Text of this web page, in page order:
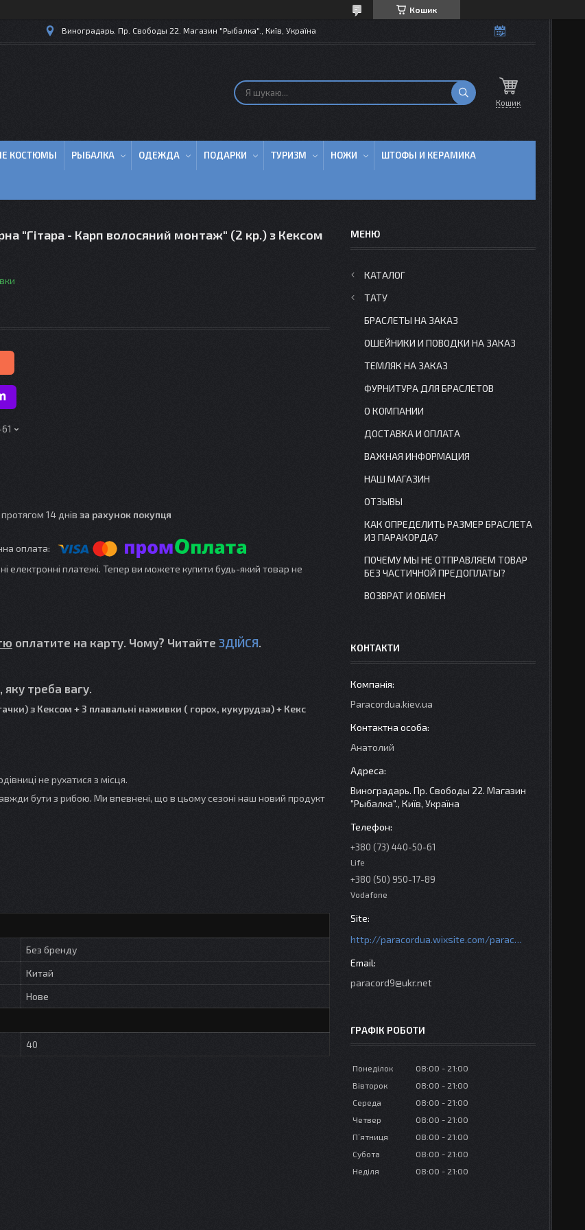
Кошик
Виноградарь. Пр. Свободы 22. Магазин "Рыбалка"., Київ, Україна
Кошик
КОСТЮМЫ РЫБАЛКА ОДЕЖДА ПОДАРКИ ТУРИЗМ НОЖИ ШТОФЫ И КЕРАМИКА
"Гітара - Карп волосяний монтаж" (2 кр.) з Кексом
14 днів за рахунок покупця
електронні платежі. Тепер ви можете купити будь-який товар не
оплатите на карту. Чому? Читайте ЗДІЙСЯ
треба вагу.
з Кексом + 3 плавальні наживки ( горох, кукурудза) + Кекс
не рухатися з місця.
бути з рибою. Ми впевнені, що в цьому сезоні наш новий продукт
Без бренду
Китай
Нове
40
КАТАЛОГ
ТАТУ
БРАСЛЕТЫ НА ЗАКАЗ
ОШЕЙНИКИ И ПОВОДКИ НА ЗАКАЗ
ТЕМЛЯК НА ЗАКАЗ
ФУРНИТУРА ДЛЯ БРАСЛЕТОВ
О КОМПАНИИ
ДОСТАВКА И ОПЛАТА
ВАЖНАЯ ИНФОРМАЦИЯ
НАШ МАГАЗИН
ОТЗЫВЫ
КАК ОПРЕДЕЛИТЬ РАЗМЕР БРАСЛЕТА
ИЗ ПАРАКОРДА?
ПОЧЕМУ МЫ НЕ ОТПРАВЛЯЕМ ТОВАР
БЕЗ ЧАСТИЧНОЙ ПРЕДОПЛАТЫ?
ВОЗВРАТ И ОБМЕН
КОНТАКТИ
Paracordua.kiev.ua
Анатолий
Виноградарь. Пр. Свободы 22. Магазин
"Рыбалка"., Київ, Україна
+380 (73) 440-50-61
Life
+380 (50) 950-17-89
Vodafone
http://paracordua.wixsite.com/paracord
paracord9@ukr.net
ГРАФІК РОБОТИ
Понеділок 08:00
21:00
Вівторок
08:00
21:00
Середа
08:00
21:00
Четвер
08:00
21:00
Пʼятниця
08:00
21:00
Субота
08:00
21:00
Неділя
08:00 21:00